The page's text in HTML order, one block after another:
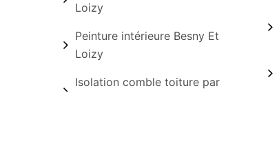
Loizy
Peinture intérieure Besny Et
Loizy
Isolation comble toiture par